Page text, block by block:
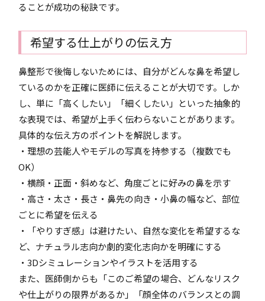
ることが成功の秘訣です。
希望する仕上がりの伝え方
鼻整形で後悔しないためには、自分がどんな鼻を希望し
ているのかを正確に医師に伝えることが大切です。しか
し、単に「高くしたい」「細くしたい」といった抽象的
な表現では、希望が上手く伝わらないことがあります。
具体的な伝え方のポイントを解説します。
・理想の芸能人やモデルの写真を持参する（複数でも
OK）
・横顔・正面・斜めなど、角度ごとに好みの鼻を示す
・高さ・太さ・長さ・鼻先の向き・小鼻の幅など、部位
ごとに希望を伝える
・「やりすぎ感」は避けたい、自然な変化を希望するな
ど、ナチュラル志向か劇的変化志向かを明確にする
・3Dシミュレーションやイラストを活用する
また、医師側からも「このご希望の場合、どんなリスク
や仕上がりの限界があるか」「顔全体のバランスとの調